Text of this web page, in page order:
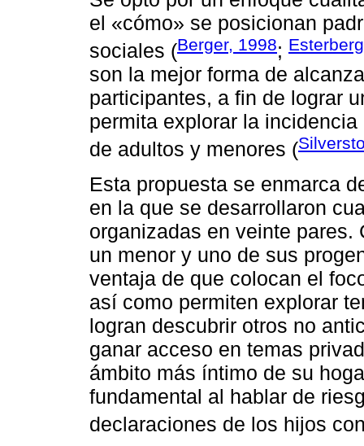
el «cómo» se posicionan
sociales (Berger, 1998;
son la mejor forma de
participantes, a fin de lograr
permita explorar la
de adultos y menores (
Esta propuesta se enmarca
en la que se desarrollaron
organizadas en veinte pares.
un menor y uno de sus
ventaja de que colocan el
así como permiten explorar
logran descubrir otros no
ganar acceso en temas
ámbito más íntimo de su
fundamental al hablar de
declaraciones de los hijos